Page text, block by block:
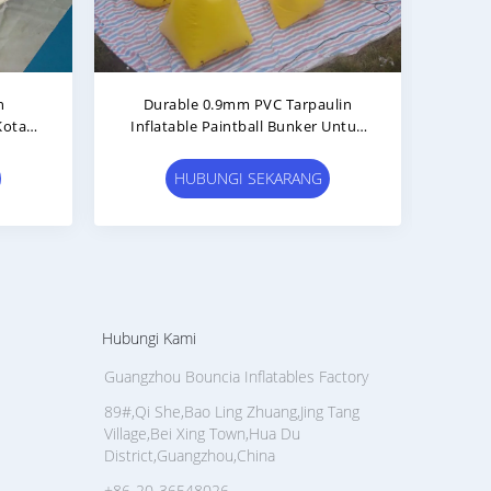
Bunker Tentara Tiup Yang
Disesuaikan Untuk Aktivitas Luar
HUBUNGI SEKARANG
Hubungi Kami
Guangzhou Bouncia Inflatables Factory
89#,Qi She,Bao Ling Zhuang,Jing Tang
Village,Bei Xing Town,Hua Du
District,Guangzhou,China